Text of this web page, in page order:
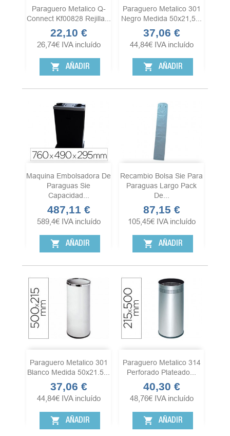
Paraguero Metalico Q-
Connect Kf00828 Rejilla...
Precio
22,10 €
26,74€ IVA incluído
shopping_cart AÑADIR
Paraguero Metalico 301
Negro Medida 50x21,5...
Precio
37,06 €
44,84€ IVA incluído
shopping_cart AÑADIR
Maquina Embolsadora De
Paraguas Sie
Capacidad...
Precio
487,11 €
589,4€ IVA incluído
shopping_cart AÑADIR
Recambio Bolsa Sie Para
Paraguas Largo Pack
De...
Precio
87,15 €
105,45€ IVA incluído
shopping_cart AÑADIR
Paraguero Metalico 301
Blanco Medida 50x21.5...
Precio
37,06 €
44,84€ IVA incluído
shopping_cart AÑADIR
Paraguero Metalico 314
Perforado Plateado...
Precio
40,30 €
48,76€ IVA incluído
shopping_cart AÑADIR